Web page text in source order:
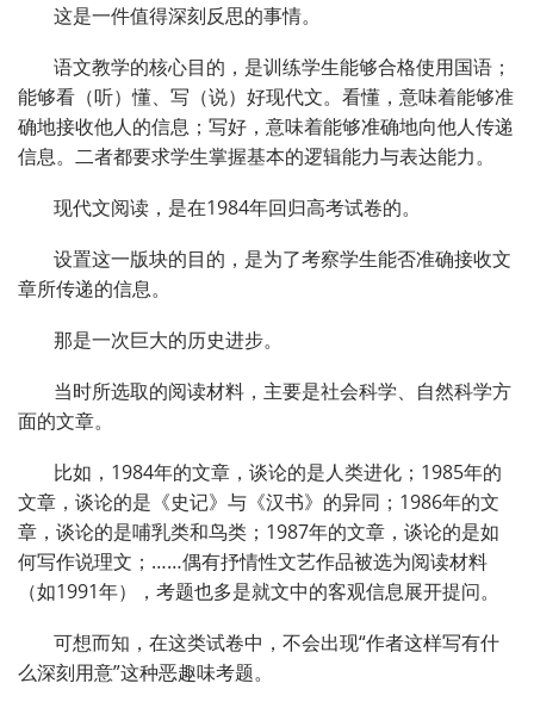
这是一件值得深刻反思的事情。
语文教学的核心目的，是训练学生能够合格使用国语；
能够看（听）懂、写（说）好现代文。看懂，意味着能够准
确地接收他人的信息；写好，意味着能够准确地向他人传递
信息。二者都要求学生掌握基本的逻辑能力与表达能力。
现代文阅读，是在1984年回归高考试卷的。
设置这一版块的目的，是为了考察学生能否准确接收文
章所传递的信息。
那是一次巨大的历史进步。
当时所选取的阅读材料，主要是社会科学、自然科学方
面的文章。
比如，1984年的文章，谈论的是人类进化；1985年的
文章，谈论的是《史记》与《汉书》的异同；1986年的文
章，谈论的是哺乳类和鸟类；1987年的文章，谈论的是如
何写作说理文；……偶有抒情性文艺作品被选为阅读材料
（如1991年），考题也多是就文中的客观信息展开提问。
可想而知，在这类试卷中，不会出现“作者这样写有什
么深刻用意”这种恶趣味考题。